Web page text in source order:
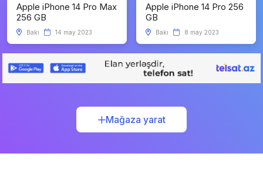
Apple iPhone 14 Pro Max
256 GB
Bakı 14 may 2023
Apple iPhone 14 Pro 256
GB
Bakı 8 may 2023
Mağaza yarat